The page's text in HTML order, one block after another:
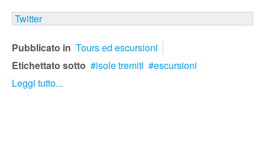
Twitter
Pubblicato in Tours ed escursioni
Etichettato sotto
isole tremiti
escursioni
Leggi tutto...